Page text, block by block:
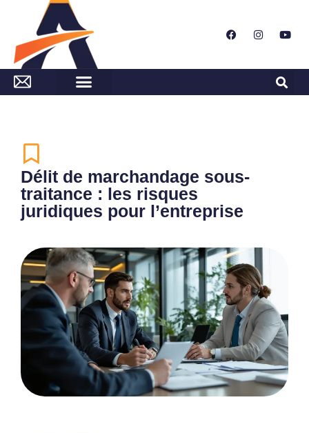
Délit de marchandage sous-
traitance : les risques
juridiques pour l’entreprise